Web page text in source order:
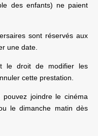
des enfants) ne paient
sont réservés aux
une date.
le droit de modifier les
cette prestation.
joindre le cinéma
le dimanche matin dès